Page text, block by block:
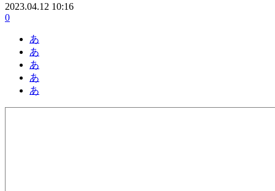
2023.04.12 10:16
0
あ
あ
あ
あ
あ